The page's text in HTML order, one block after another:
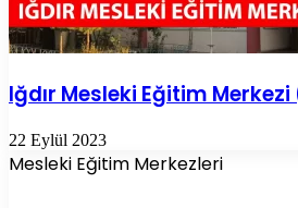
Iğdır Mesleki Eğitim
22 Eylül 2023
Mesleki Eğitim Merkezleri